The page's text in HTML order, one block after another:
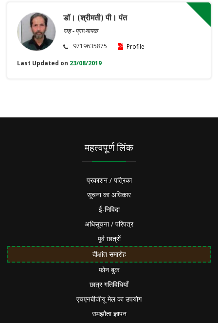
डॉ। (श्रीमती) पी। पंत
सह - प्राध्यापक
9719635875
Profile
Last Updated on 23/08/2019
महत्वपूर्ण लिंक
प्रकाशन / पत्रिका
सूचना का अधिकार
ई-निविदा
अधिसूचना / परिपत्र
पूर्व छात्रों
दीक्षांत समारोह
फोन बुक
छात्र गतिविधियाँ
एचएनबीजीयू मेल का उपयोग
समझौता ज्ञापन